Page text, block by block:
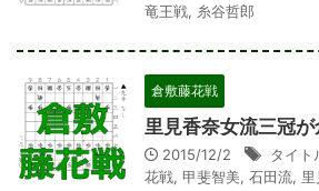
竜王戦, 糸谷哲郎
倉敷藤花戦
里見香奈女流三冠が
2015/12/2 タイト
花戦, 甲斐智美, 石田流,